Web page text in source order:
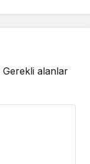
Gerekli alanlar